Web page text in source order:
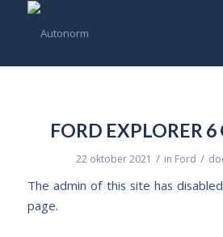
FORD EXPLORER
22 oktober 2021 / in Ford /
The admin of this site has
page.